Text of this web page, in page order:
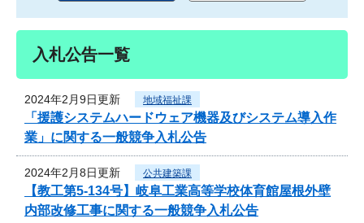
入札公告一覧
2024年2月9日更新 地域福祉課
「援護システムハードウェア機器及びシステム導入作
業」に関する一般競争入札公告
2024年2月8日更新 公共建築課
【教工第5-134号】岐阜工業高等学校体育館屋根外壁
内部改修工事に関する一般競争入札公告